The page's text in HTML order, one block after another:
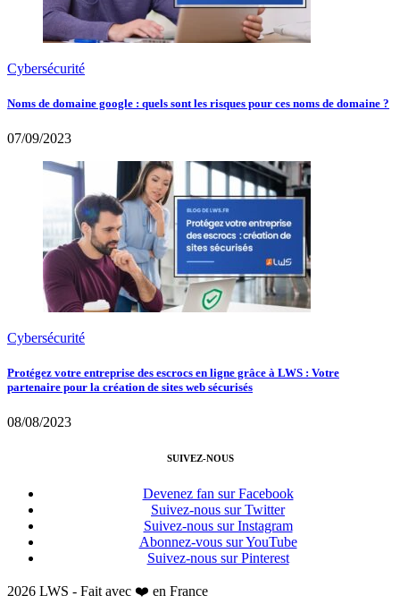
Cybersécurité
Noms de domaine google : quels sont les risques pour ces noms de domaine ?
07/09/2023
Cybersécurité
Protégez votre entreprise des escrocs en ligne grâce à LWS : Votre
partenaire pour la création de sites web sécurisés
08/08/2023
SUIVEZ-NOUS
Devenez fan sur Facebook
Suivez-nous sur Twitter
Suivez-nous sur Instagram
Abonnez-vous sur YouTube
Suivez-nous sur Pinterest
2026 LWS - Fait avec ❤️ en France